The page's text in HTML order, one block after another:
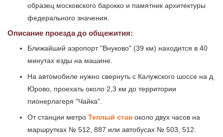
образец московского барокко и памятник архитектуры
федерального значения.
Описание проезда до общежития:
Ближайший аэропорт "Внуково" (39 км) находится в 40
минутах езды на машине.
На автомобиле нужно свернуть с Калужского шоссе на д.
Юрово, проехать около 2,3 км до территории
пионерлагеря "Чайка".
От станции метро Теплый стан около двух часов на
маршрутках № 512, 887 или автобусах № 503, 512.